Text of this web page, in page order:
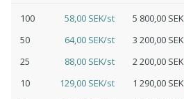
100 58,00 SEK/st 5 800,00 SEK
50 64,00 SEK/st 3 200,00 SEK
25 88,00 SEK/st 2 200,00 SEK
10 129,00 SEK/st 1 290,00 SEK